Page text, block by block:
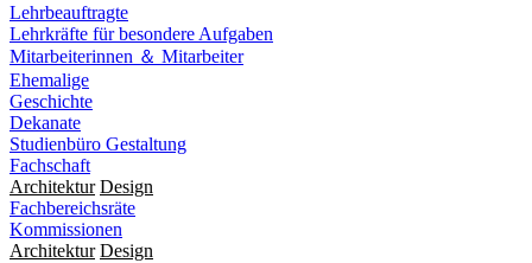
Lehrbeauftragte
Lehrkräfte für besondere Aufgaben
Mitarbeiterinnen ＆ Mitarbeiter
Ehemalige
Geschichte
Dekanate
Studienbüro Gestaltung
Fachschaft
Architektur Design
Fachbereichsräte
Kommissionen
Architektur Design